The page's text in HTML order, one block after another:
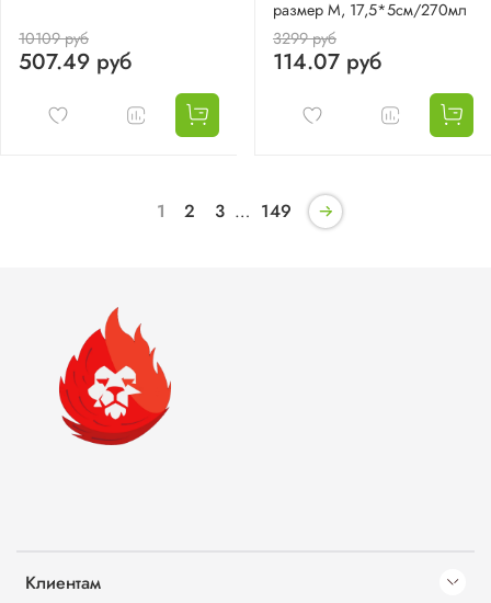
10109 руб
507.49 руб
размер М, 17,5*5см/270мл
3299 руб
114.07 руб
1 2 3 … 149
Клиентам